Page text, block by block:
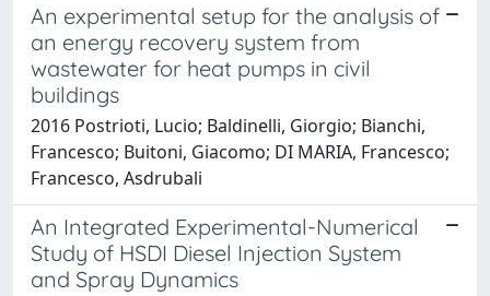
An experimental setup for the analysis of
an energy recovery system from
wastewater for heat pumps in civil
buildings
2016 Postrioti, Lucio; Baldinelli, Giorgio; Bianchi,
Francesco; Buitoni, Giacomo; DI MARIA, Francesco;
Francesco, Asdrubali
An Integrated Experimental-Numerical
Study of HSDI Diesel Injection System
and Spray Dynamics